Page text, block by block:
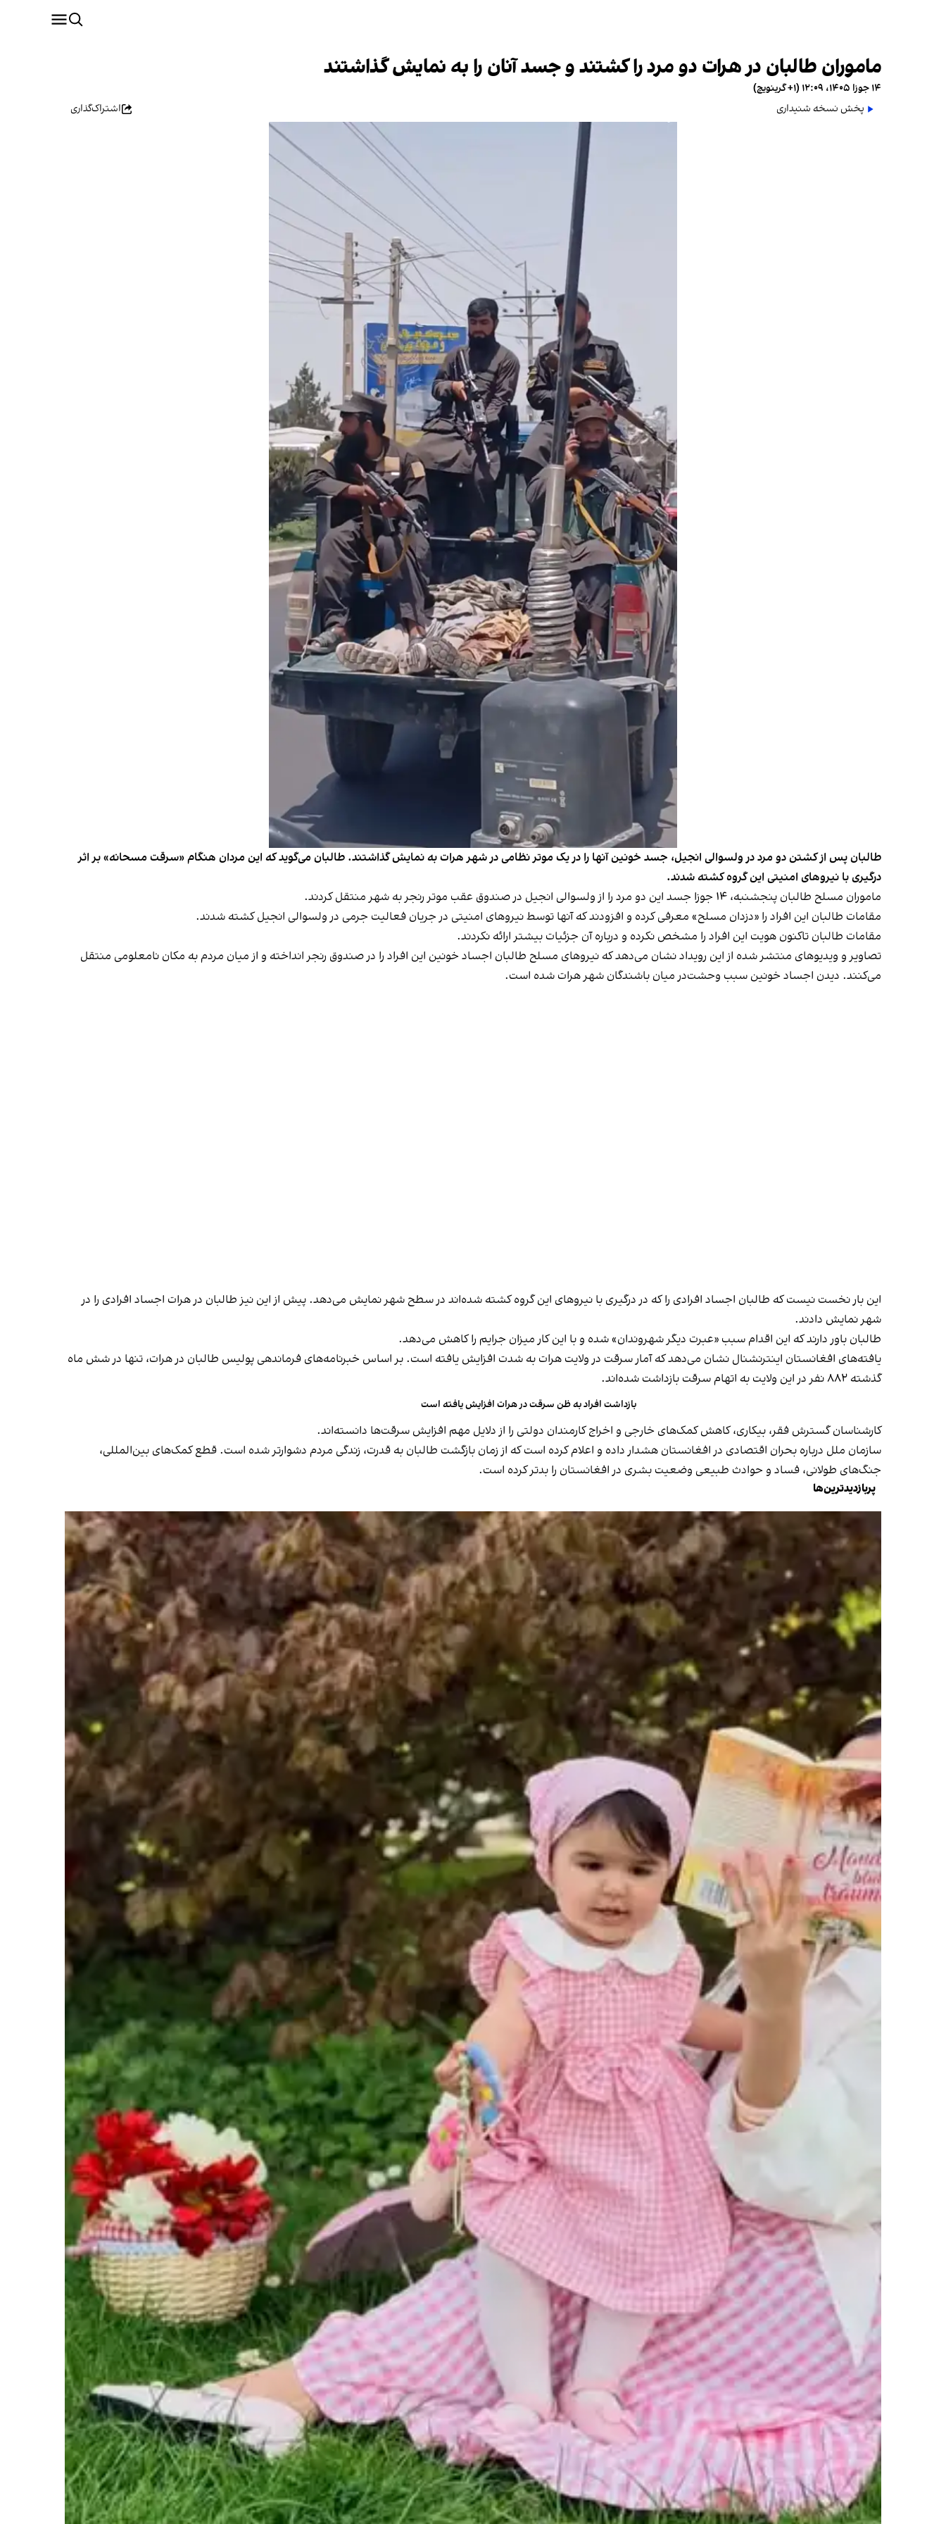
ماموران طالبان در هرات دو مرد را کشتند و جسد آنان را به نمایش گذاشتند
۱۴ جوزا ۱۴۰۵، ۱۲:۰۹ (‎+۱ گرینویچ)
پخش نسخه شنیداری
اشتراک‌گذاری
طالبان پس از کشتن دو مرد در ولسوالی انجیل، جسد خونین آنها را در یک موتر نظامی در شهر هرات به نمایش گذاشتند. طالبان می‌گوید که این مردان هنگام «سرقت مسحانه» بر اثر
درگیری با نیروهای امنیتی این گروه کشته شدند.
ماموران مسلح طالبان پنجشنبه، ۱۴ جوزا جسد این دو مرد را از ولسوالی انجیل در صندوق عقب موتر رنجر به شهر منتقل کردند.
مقامات طالبان این افراد را «دزدان مسلح» معرفی کرده و افزودند که آنها توسط نیروهای امنیتی در جریان فعالیت جرمی در ولسوالی انجیل کشته شدند.
مقامات طالبان تاکنون هویت این افراد را مشخص نکرده و درباره آن جزئیات بیشتر ارائه نکردند.
تصاویر و ویدیوهای منتشر شده از این رویداد نشان می‌دهد که نیروهای مسلح طالبان اجساد خونین این افراد را در صندوق رنجر انداخته و از میان مردم به مکان نامعلومی منتقل
می‌کنند. دیدن اجساد خونین سبب وحشت‌در میان باشندگان شهر هرات شده است.
این بار نخست نیست که طالبان اجساد افرادی را که در درگیری با نیروهای این گروه کشته شده‌اند در سطح شهر نمایش می‌دهد. پیش از این نیز طالبان در هرات اجساد افرادی را در
شهر نمایش دادند.
طالبان باور دارند که این اقدام سبب «عبرت دیگر شهروندان» شده و با این کار میزان جرایم را کاهش می‌دهد.
یافته‌های افغانستان اینترنشنال نشان می‌دهد که آمار سرقت در ولایت هرات به شدت افزایش یافته است. بر اساس خبرنامه‌های فرماندهی پولیس طالبان در هرات، تنها در شش ماه
گذشته ۸۸۲ نفر در این ولایت به اتهام سرقت بازداشت شده‌اند.
بازداشت افراد به ظن سرقت در هرات افزایش یافته است
کارشناسان گسترش فقر، بیکاری، کاهش کمک‌های خارجی و اخراج کارمندان دولتی را از دلایل مهم افزایش سرقت‌ها دانسته‌اند.
سازمان ملل درباره بحران اقتصادی در افغانستان هشدار داده و اعلام کرده است که از زمان بازگشت طالبان به قدرت، زندگی مردم دشوارتر شده است. قطع کمک‌های بین‌المللی،
جنگ‌های طولانی، فساد و حوادث طبیعی وضعیت بشری در افغانستان را بدتر کرده است.
پربازدیدترین‌ها